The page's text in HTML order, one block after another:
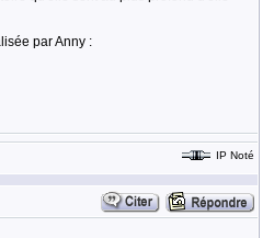
par Anny :
IP Noté